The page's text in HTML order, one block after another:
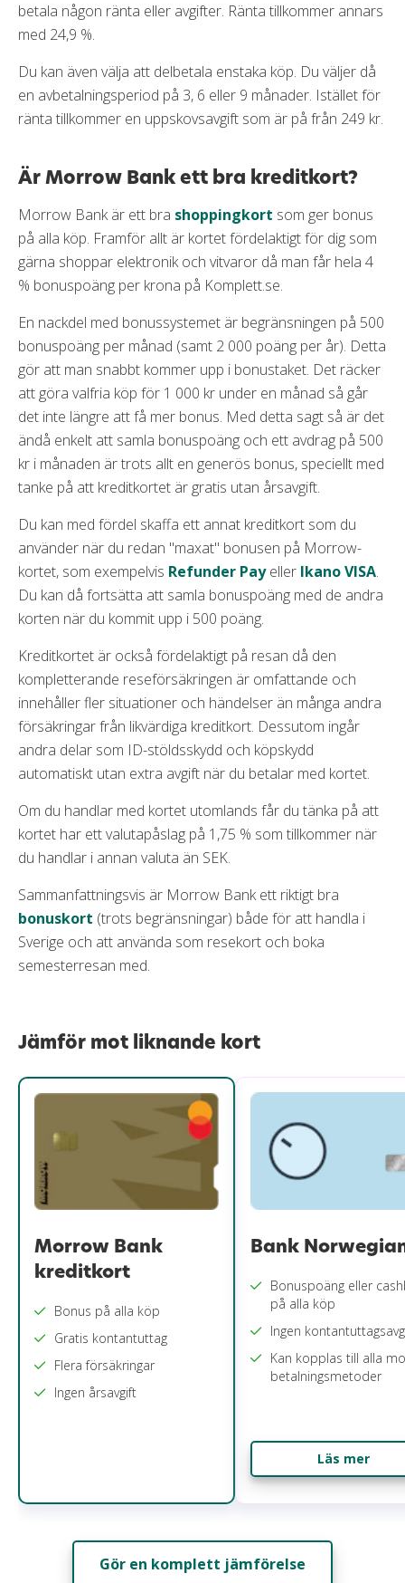
betala någon ränta eller avgifter. Ränta tillkommer annars
med 24,9 %.
Du kan även välja att delbetala enstaka köp. Du väljer då
en avbetalningsperiod på 3, 6 eller 9 månader. Istället för
ränta tillkommer en uppskovsavgift som är på från 249 kr.
Är Morrow Bank ett bra kreditkort?
Morrow Bank är ett bra shoppingkort som ger bonus
på alla köp. Framför allt är kortet fördelaktigt för dig som
gärna shoppar elektronik och vitvaror då man får hela 4
% bonuspoäng per krona på Komplett.se.
En nackdel med bonussystemet är begränsningen på 500
bonuspoäng per månad (samt 2 000 poäng per år). Detta
gör att man snabbt kommer upp i bonustaket. Det räcker
att göra valfria köp för 1 000 kr under en månad så går
det inte längre att få mer bonus. Med detta sagt så är det
ändå enkelt att samla bonuspoäng och ett avdrag på 500
kr i månaden är trots allt en generös bonus, speciellt med
tanke på att kreditkortet är gratis utan årsavgift.
Du kan med fördel skaffa ett annat kreditkort som du
använder när du redan "maxat" bonusen på Morrow-
kortet, som exempelvis Refunder Payeller Ikano VISA.
Du kan då fortsätta att samla bonuspoäng med de andra
korten när du kommit upp i 500 poäng.
Kreditkortet är också fördelaktigt på resan då den
kompletterande reseförsäkringen är omfattande och
innehåller fler situationer och händelser än många andra
försäkringar från likvärdiga kreditkort. Dessutom ingår
andra delar som ID-stöldsskydd och köpskydd
automatiskt utan extra avgift när du betalar med kortet.
Om du handlar med kortet utomlands får du tänka på att
kortet har ett valutapåslag på 1,75 % som tillkommer när
du handlar i annan valuta än SEK.
Sammanfattningsvis är Morrow Bank ett riktigt bra
bonuskort (trots begränsningar) både för att handla i
Sverige och att använda som resekort och boka
semesterresan med.
Jämför mot liknande kort
Morrow Bank
kreditkort
Bonus på alla köp
Gratis kontantuttag
Flera försäkringar
Ingen årsavgift
Bank
Bonuspoäng eller
på alla köp
Ingen
Kan kopplas till alla
betalningsmetoder
Läs mer
Gör en komplett jämförelse